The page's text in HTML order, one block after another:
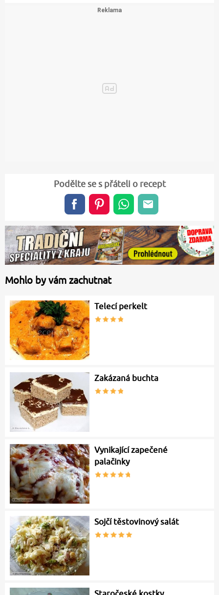
Podělte se s přáteli o recept
Mohlo by vám zachutnat
Telecí perkelt
Zakázaná buchta
Vynikající zapečené
palačinky
Sojčí těstovinový salát